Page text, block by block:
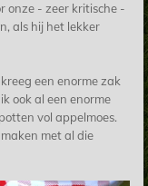
onze - zeer kritische -
als hij het lekker
een enorme zak
ook al een enorme
vol appelmoes.
met al die